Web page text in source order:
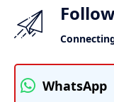
WhatsApp